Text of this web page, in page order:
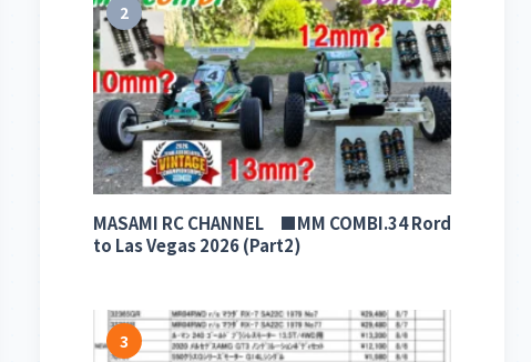
2
MASAMI RC CHANNEL ■MM COMBI.34 Rord
to Las Vegas 2026 (Part2)
3